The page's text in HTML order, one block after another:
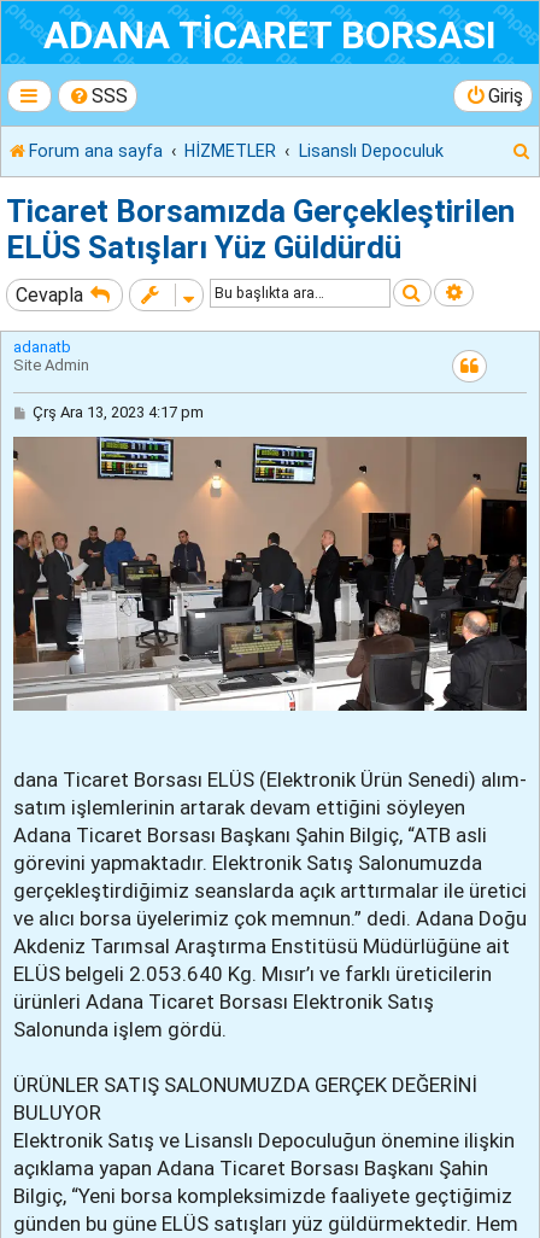
ADANA TİCARET BORSASI
SSS Giriş
Forum ana sayfa HİZMETLER Lisanslı Depoculuk
Ticaret Borsamızda Gerçekleştirilen
ELÜS Satışları Yüz Güldürdü
Cevapla Ara Gelişmiş
adanatb
Site Admin
M
j
Çrş Ara 13, 2023 4:17 pm
dana Ticaret Borsası ELÜS (Elektronik Ürün Senedi) alım-
satım işlemlerinin artarak devam ettiğini söyleyen
Adana Ticaret Borsası Başkanı Şahin Bilgiç, “ATB asli
görevini yapmaktadır. Elektronik Satış Salonumuzda
gerçekleştirdiğimiz seanslarda açık arttırmalar ile üretici
ve alıcı borsa üyelerimiz çok memnun.” dedi. Adana Doğu
Akdeniz Tarımsal Araştırma Enstitüsü Müdürlüğüne ait
ELÜS belgeli 2.053.640 Kg. Mısır’ı ve farklı üreticilerin
ürünleri Adana Ticaret Borsası Elektronik Satış
Salonunda işlem gördü.
ÜRÜNLER SATIŞ SALONUMUZDA GERÇEK DEĞERİNİ
BULUYOR
Elektronik Satış ve Lisanslı Depoculuğun önemine ilişkin
açıklama yapan Adana Ticaret Borsası Başkanı Şahin
Bilgiç, “Yeni borsa kompleksimizde faaliyete geçtiğimiz
günden bu güne ELÜS satışları yüz güldürmektedir. Hem